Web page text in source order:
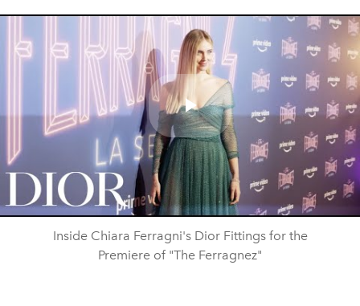
Play
Video
Inside Chiara Ferragni's Dior Fittings for the
Premiere of "The Ferragnez"